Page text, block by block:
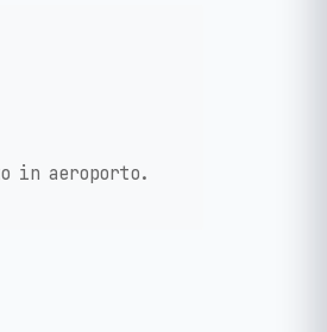
in aeroporto.